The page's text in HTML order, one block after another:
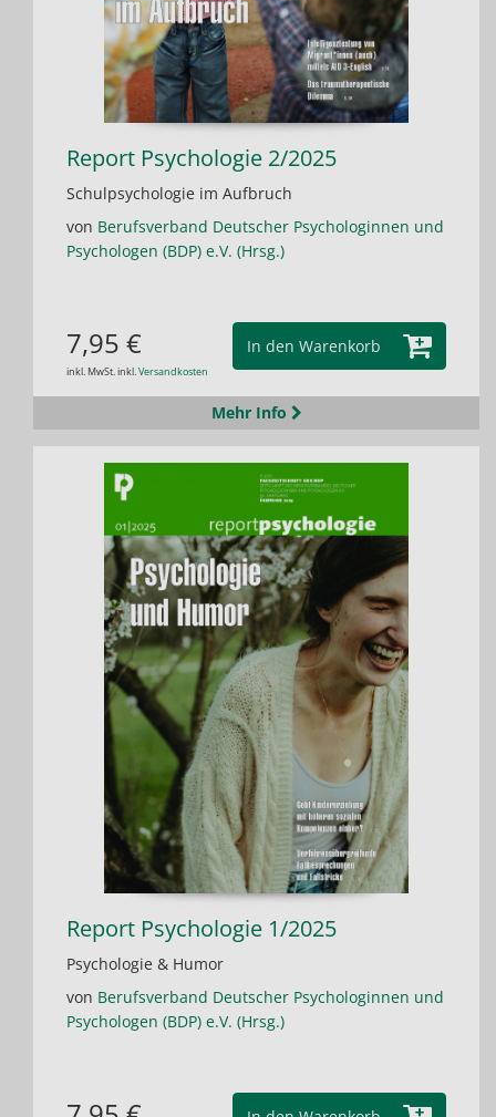
Report Psychologie 2/2025
Schulpsychologie im Aufbruch
von Berufsverband Deutscher Psychologinnen und
Psychologen (BDP) e.V. (Hrsg.)
In den Warenkorb
7,95 €
inkl. MwSt. inkl.Versandkosten
Mehr Info
Report Psychologie 1/2025
Psychologie & Humor
von Berufsverband Deutscher Psychologinnen und
Psychologen (BDP) e.V. (Hrsg.)